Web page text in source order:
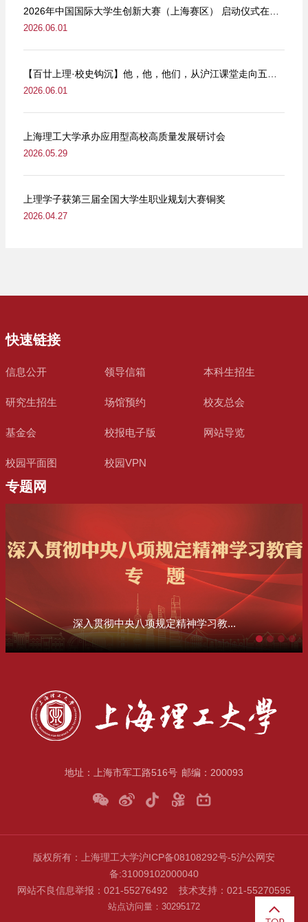
2026.06.01
2026.06.01
上海理工大学承办应用型高校高质量发展研讨会
2026.05.29
上理学子获第三届全国大学生职业规划大赛铜奖
2026.04.27
地址：上海市军工路516号 邮编：200093
快速链接
信息公开 领导信箱 本科生招生
研究生招生 场馆预约 校友总会
基金会 校报电子版 网站导览
校园平面图 校园VPN
专题网
深入贯彻中央八项规定精神学习教...
版权所有：上海理工大学沪ICP备08108292号-5沪公网安
备:31009102000040
网站不良信息举报：021-55276492 技术支持：021-55270595
站点访问量： 30295172